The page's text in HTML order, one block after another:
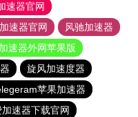
速器官网
速器官网
风驰加速器
速器外网苹果版
旋风加速度器
苹果加速器
速器下载官网